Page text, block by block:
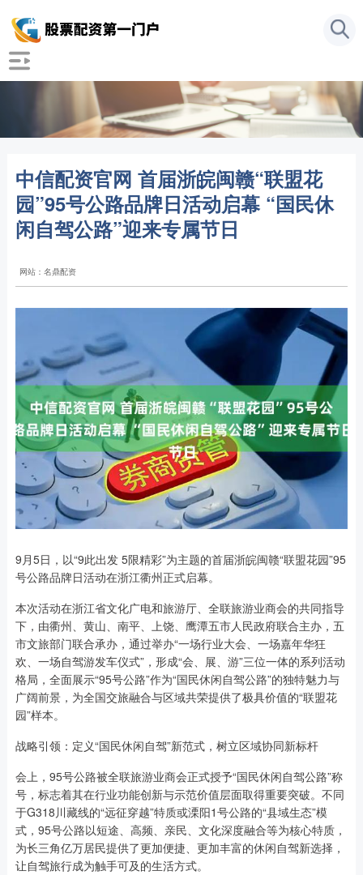
中信配资官网 首届浙皖闽赣“联盟花
园”95号公路品牌日活动启幕 “国民休
闲自驾公路”迎来专属节日
网站：名鼎配资
9月5日，以“9此出发 5限精彩”为主题的首届浙皖闽赣“联盟花园”95
号公路品牌日活动在浙江衢州正式启幕。
本次活动在浙江省文化广电和旅游厅、全联旅游业商会的共同指导
下，由衢州、黄山、南平、上饶、鹰潭五市人民政府联合主办，五
市文旅部门联合承办，通过举办“一场行业大会、一场嘉年华狂
欢、一场自驾游发车仪式”，形成“会、展、游”三位一体的系列活动
格局，全面展示“95号公路”作为“国民休闲自驾公路”的独特魅力与
广阔前景，为全国交旅融合与区域共荣提供了极具价值的“联盟花
园”样本。
战略引领：定义“国民休闲自驾”新范式，树立区域协同新标杆
会上，95号公路被全联旅游业商会正式授予“国民休闲自驾公路”称
号，标志着其在行业功能创新与示范价值层面取得重要突破。不同
于G318川藏线的“远征穿越”特质或溧阳1号公路的“县域生态”模
式，95号公路以短途、高频、亲民、文化深度融合等为核心特质，
为长三角亿万居民提供了更加便捷、更加丰富的休闲自驾新选择，
让自驾旅行成为触手可及的生活方式。